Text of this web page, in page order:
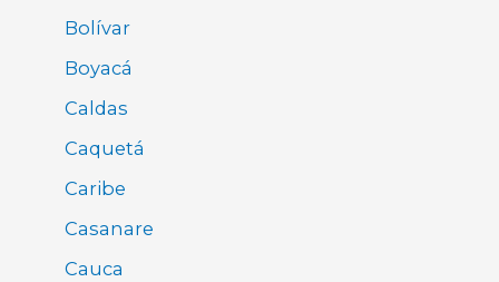
Bolívar
Boyacá
Caldas
Caquetá
Caribe
Casanare
Cauca